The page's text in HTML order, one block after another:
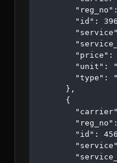
"id":
"price":
"unit":
"type":
      },
      {
"id":